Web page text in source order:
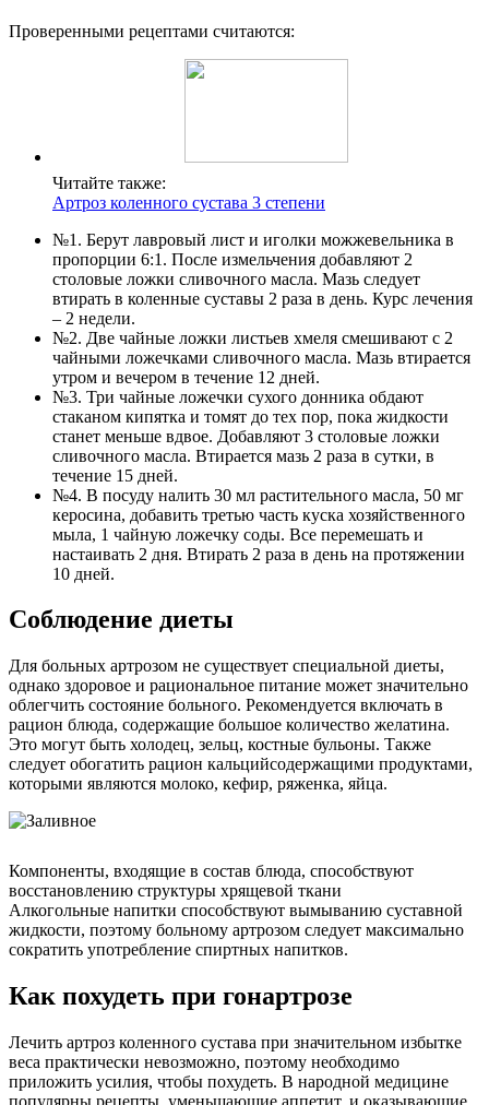
Проверенными рецептами считаются:
Читайте также:
Артроз коленного сустава 3 степени
№1. Берут лавровый лист и иголки можжевельника в
пропорции 6:1. После измельчения добавляют 2
столовые ложки сливочного масла. Мазь следует
втирать в коленные суставы 2 раза в день. Курс лечения
– 2 недели.
№2. Две чайные ложки листьев хмеля смешивают с 2
чайными ложечками сливочного масла. Мазь втирается
утром и вечером в течение 12 дней.
№3. Три чайные ложечки сухого донника обдают
стаканом кипятка и томят до тех пор, пока жидкости
станет меньше вдвое. Добавляют 3 столовые ложки
сливочного масла. Втирается мазь 2 раза в сутки, в
течение 15 дней.
№4. В посуду налить 30 мл растительного масла, 50 мг
керосина, добавить третью часть куска хозяйственного
мыла, 1 чайную ложечку соды. Все перемешать и
настаивать 2 дня. Втирать 2 раза в день на протяжении
10 дней.
Соблюдение диеты
Для больных артрозом не существует специальной диеты,
однако здоровое и рациональное питание может значительно
облегчить состояние больного. Рекомендуется включать в
рацион блюда, содержащие большое количество желатина.
Это могут быть холодец, зельц, костные бульоны. Также
следует обогатить рацион кальцийсодержащими продуктами,
которыми являются молоко, кефир, ряженка, яйца.
Компоненты, входящие в состав блюда, способствуют
восстановлению структуры хрящевой ткани
Алкогольные напитки способствуют вымыванию суставной
жидкости, поэтому больному артрозом следует максимально
сократить употребление спиртных напитков.
Как похудеть при гонартрозе
Лечить артроз коленного сустава при значительном избытке
веса практически невозможно, поэтому необходимо
приложить усилия, чтобы похудеть. В народной медицине